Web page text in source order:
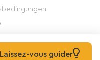
Privas
Laissez-vous guider